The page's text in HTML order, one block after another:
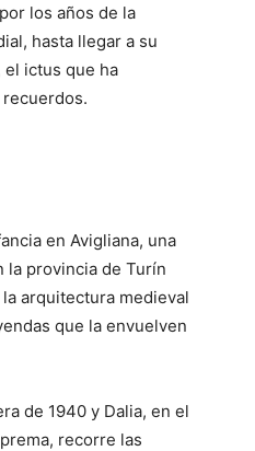
los años de la
hasta llegar a su
el ictus que ha
en Avigliana, una
la provincia de Turín
arquitectura medieval
que la envuelven
de 1940 y Dalia, en el
recorre las